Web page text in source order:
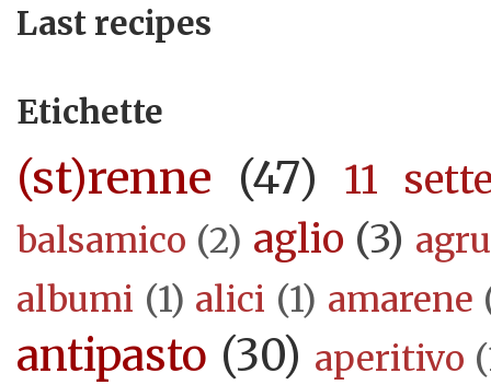
Last recipes
Etichette
(st)renne (47) 11
balsamico (2) aglio (3)
albumi (1) alici (1) amarene
antipasto (30) aperitivo